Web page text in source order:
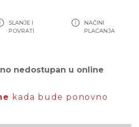
SLANJE I
POVRATI
NAČINI
PLAĆANJA
nedostupan u online
kada bude ponovno